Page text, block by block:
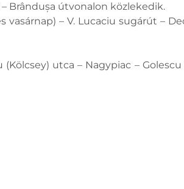
– Brândușa útvonalon közlekedik.
vasárnap) – V. Lucaciu sugárút –
utca – Nagypiac –